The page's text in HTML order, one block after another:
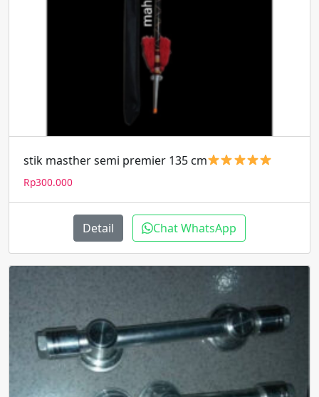
stik masther semi premier 135 cm
Rp300.000
Detail Chat WhatsApp